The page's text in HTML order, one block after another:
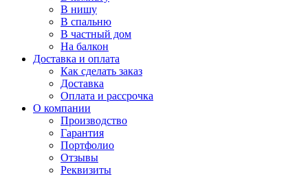
В нишу
В спальню
В частный дом
На балкон
Доставка и оплата
Как сделать заказ
Доставка
Оплата и рассрочка
О компании
Производство
Гарантия
Портфолио
Отзывы
Реквизиты